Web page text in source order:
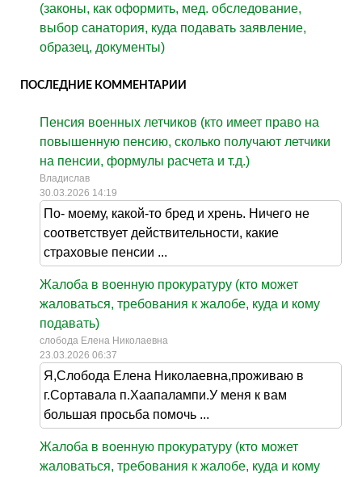
(законы, как оформить, мед. обследование,
выбор санатория, куда подавать заявление,
образец, документы)
ПОСЛЕДНИЕ КОММЕНТАРИИ
Пенсия военных летчиков (кто имеет право на
повышенную пенсию, сколько получают летчики
на пенсии, формулы расчета и т.д.)
Владислав
30.03.2026 14:19
По- моему, какой-то бред и хрень. Ничего не
соответствует действительности, какие
страховые пенсии ...
Жалоба в военную прокуратуру (кто может
жаловаться, требования к жалобе, куда и кому
подавать)
слобода Елена Николаевна
23.03.2026 06:37
Я,Слобода Елена Николаевна,проживаю в
г.Сортавала п.Хаапалампи.У меня к вам
большая просьба помочь ...
Жалоба в военную прокуратуру (кто может
жаловаться, требования к жалобе, куда и кому